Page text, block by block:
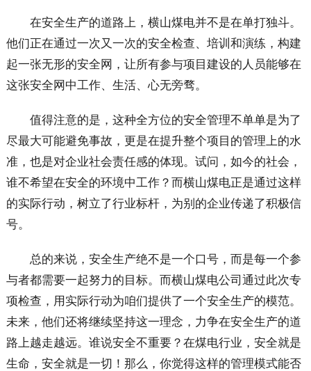
在安全生产的道路上，横山煤电并不是在单打独斗。
他们正在通过一次又一次的安全检查、培训和演练，构建
起一张无形的安全网，让所有参与项目建设的人员能够在
这张安全网中工作、生活、心无旁骛。
值得注意的是，这种全方位的安全管理不单单是为了
尽最大可能避免事故，更是在提升整个项目的管理上的水
准，也是对企业社会责任感的体现。试问，如今的社会，
谁不希望在安全的环境中工作？而横山煤电正是通过这样
的实际行动，树立了行业标杆，为别的企业传递了积极信
号。
总的来说，安全生产绝不是一个口号，而是每一个参
与者都需要一起努力的目标。而横山煤电公司通过此次专
项检查，用实际行动为咱们提供了一个安全生产的模范。
未来，他们还将继续坚持这一理念，力争在安全生产的道
路上越走越远。谁说安全不重要？在煤电行业，安全就是
生命，安全就是一切！那么，你觉得这样的管理模式能否